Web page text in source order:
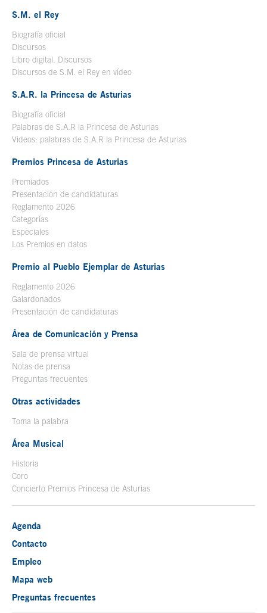
S.M. el Rey
Biografía oficial
Discursos
Libro digital. Discursos
Discursos de S.M. el Rey en vídeo
S.A.R. la Princesa de Asturias
Biografía oficial
Palabras de S.A.R la Princesa de Asturias
Videos: palabras de S.A.R la Princesa de Asturias
Premios Princesa de Asturias
Premiados
Presentación de candidaturas
Reglamento 2026
Categorías
Especiales
Los Premios en datos
Premio al Pueblo Ejemplar de Asturias
Reglamento 2026
Galardonados
Presentación de candidaturas
Área de Comunicación y Prensa
Sala de prensa virtual
Notas de prensa
Preguntas frecuentes
Otras actividades
Toma la palabra
Área Musical
Historia
Coro
Concierto Premios Princesa de Asturias
Agenda
Contacto
Empleo
Mapa web
Preguntas frecuentes